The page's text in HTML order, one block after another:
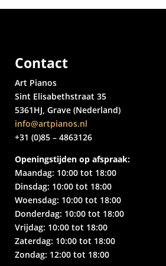
Contact
Art Pianos
Sint Elisabethstraat 35
5361HJ, Grave (Nederland)
info@artpianos.nl
+31 (0)85 – 4863126
Openingstijden op afspraak:
Maandag: 10:00 tot 18:00
Dinsdag: 10:00 tot 18:00
Woensdag: 10:00 tot 18:00
Donderdag: 10:00 tot 18:00
Vrijdag: 10:00 tot 18:00
Zaterdag: 10:00 tot 18:00
Zondag: 12:00 tot 18:00